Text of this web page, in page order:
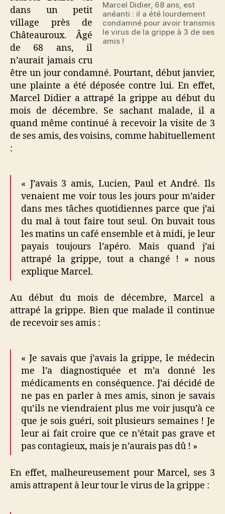
Marcel Didier, 68 ans, est
anéanti : il a été lourdement
condamné pour avoir transmis
le virus de la grippe à 3 de ses
amis !
dans un petit
village près de
Châteauroux. Âgé
de 68 ans, il
n’aurait jamais cru
être un jour condamné. Pourtant, début janvier,
une plainte a été déposée contre lui. En effet,
Marcel Didier a attrapé la grippe au début du
mois de décembre. Se sachant malade, il a
quand même continué à recevoir la visite de 3
de ses amis, des voisins, comme habituellement
:
« J’avais 3 amis, Lucien, Paul et André. Ils
venaient me voir tous les jours pour m’aider
dans mes tâches quotidiennes parce que j’ai
du mal à tout faire tout seul. On buvait tous
les matins un café ensemble et à midi, je leur
payais toujours l’apéro. Mais quand j’ai
attrapé la grippe, tout a changé ! » nous
explique Marcel.
Au début du mois de décembre, Marcel a
attrapé la grippe. Bien que malade il continue
de recevoir ses amis :
« Je savais que j’avais la grippe, le médecin
me l’a diagnostiquée et m’a donné les
médicaments en conséquence. J’ai décidé de
ne pas en parler à mes amis, sinon je savais
qu’ils ne viendraient plus me voir jusqu’à ce
que je sois guéri, soit plusieurs semaines ! Je
leur ai fait croire que ce n’était pas grave et
pas contagieux, mais je n’aurais pas dû ! »
En effet, malheureusement pour Marcel, ses 3
amis attrapent à leur tour le virus de la grippe :